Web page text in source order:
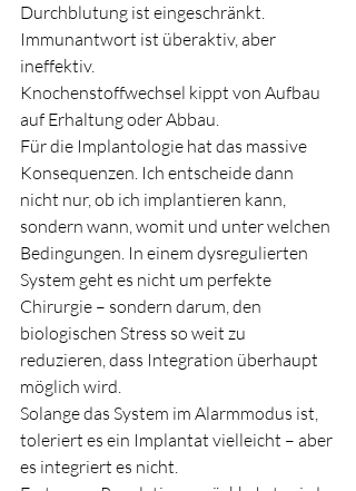
Durchblutung ist eingeschränkt.
Immunantwort ist überaktiv, aber
ineffektiv.
Knochenstoffwechsel kippt von Aufbau
auf Erhaltung oder Abbau.
Für die Implantologie hat das massive
Konsequenzen. Ich entscheide dann
nicht nur, ob ich implantieren kann,
sondern wann, womit und unter welchen
Bedingungen. In einem dysregulierten
System geht es nicht um perfekte
Chirurgie – sondern darum, den
biologischen Stress so weit zu
reduzieren, dass Integration überhaupt
möglich wird.
Solange das System im Alarmmodus ist,
toleriert es ein Implantat vielleicht – aber
es integriert es nicht.